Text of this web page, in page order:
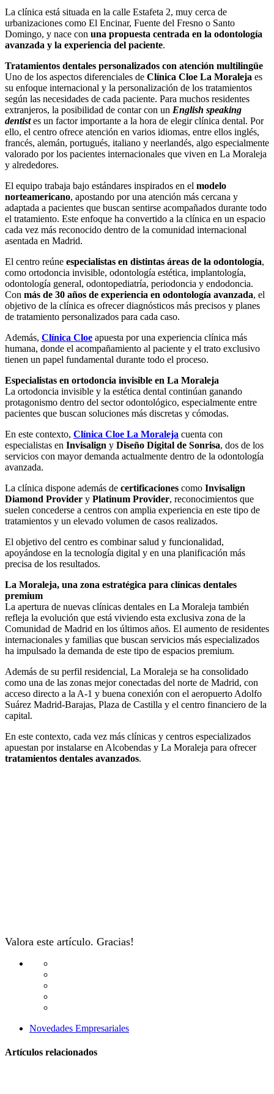
La clínica está situada en la calle Estafeta 2, muy cerca de
urbanizaciones como El Encinar, Fuente del Fresno o Santo
Domingo, y nace con una propuesta centrada en la odontología
avanzada y la experiencia del paciente.
Tratamientos dentales personalizados con atención multilingüe
Uno de los aspectos diferenciales de Clínica Cloe La Moraleja es
su enfoque internacional y la personalización de los tratamientos
según las necesidades de cada paciente. Para muchos residentes
extranjeros, la posibilidad de contar con un English speaking
dentistes un factor importante a la hora de elegir clínica dental. Por
ello, el centro ofrece atención en varios idiomas, entre ellos inglés,
francés, alemán, portugués, italiano y neerlandés, algo especialmente
valorado por los pacientes internacionales que viven en La Moraleja
y alrededores.
El equipo trabaja bajo estándares inspirados en el modelo
norteamericano, apostando por una atención más cercana y
adaptada a pacientes que buscan sentirse acompañados durante todo
el tratamiento. Este enfoque ha convertido a la clínica en un espacio
cada vez más reconocido dentro de la comunidad internacional
asentada en Madrid.
El centro reúne especialistas en distintas áreas de la odontología,
como ortodoncia invisible, odontología estética, implantología,
odontología general, odontopediatría, periodoncia y endodoncia.
Con más de 30 años de experiencia en odontología avanzada, el
objetivo de la clínica es ofrecer diagnósticos más precisos y planes
de tratamiento personalizados para cada caso.
Además, Clínica Cloe apuesta por una experiencia clínica más
humana, donde el acompañamiento al paciente y el trato exclusivo
tienen un papel fundamental durante todo el proceso.
Especialistas en ortodoncia invisible en La Moraleja
La ortodoncia invisible y la estética dental continúan ganando
protagonismo dentro del sector odontológico, especialmente entre
pacientes que buscan soluciones más discretas y cómodas.
En este contexto, Clínica Cloe La Moraleja cuenta con
especialistas en Invisalign y Diseño Digital de Sonrisa, dos de los
servicios con mayor demanda actualmente dentro de la odontología
avanzada.
La clínica dispone además de certificaciones como Invisalign
Diamond Provider y Platinum Provider, reconocimientos que
suelen concederse a centros con amplia experiencia en este tipo de
tratamientos y un elevado volumen de casos realizados.
El objetivo del centro es combinar salud y funcionalidad,
apoyándose en la tecnología digital y en una planificación más
precisa de los resultados.
La Moraleja, una zona estratégica para clínicas dentales
premium
La apertura de nuevas clínicas dentales en La Moraleja también
refleja la evolución que está viviendo esta exclusiva zona de la
Comunidad de Madrid en los últimos años. El aumento de residentes
internacionales y familias que buscan servicios más especializados
ha impulsado la demanda de este tipo de espacios premium.
Además de su perfil residencial, La Moraleja se ha consolidado
como una de las zonas mejor conectadas del norte de Madrid, con
acceso directo a la A-1 y buena conexión con el aeropuerto Adolfo
Suárez Madrid-Barajas, Plaza de Castilla y el centro financiero de la
capital.
En este contexto, cada vez más clínicas y centros especializados
apuestan por instalarse en Alcobendas y La Moraleja para ofrecer
tratamientos dentales avanzados.
Valora este artículo. Gracias!
Novedades Empresariales
Artículos relacionados